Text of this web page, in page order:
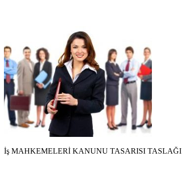
İş MAHKEMELERİ KANUNU TASARISI TASLAĞI